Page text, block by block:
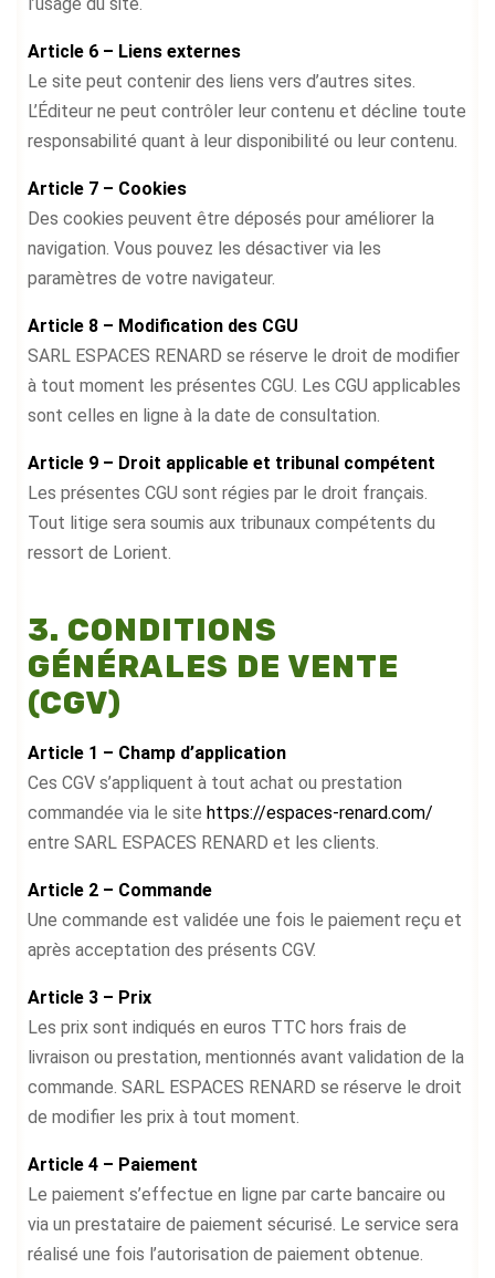
l’usage du site.
Article 6 – Liens externes
Le site peut contenir des liens vers d’autres sites.
L’Éditeur ne peut contrôler leur contenu et décline toute
responsabilité quant à leur disponibilité ou leur contenu.
Article 7 – Cookies
Des cookies peuvent être déposés pour améliorer la
navigation. Vous pouvez les désactiver via les
paramètres de votre navigateur.
Article 8 – Modification des CGU
SARL ESPACES RENARD se réserve le droit de modifier
à tout moment les présentes CGU. Les CGU applicables
sont celles en ligne à la date de consultation.
Article 9 – Droit applicable et tribunal compétent
Les présentes CGU sont régies par le droit français.
Tout litige sera soumis aux tribunaux compétents du
ressort de Lorient.
3. CONDITIONS
GÉNÉRALES DE VENTE
(CGV)
Article 1 – Champ d’application
Ces CGV s’appliquent à tout achat ou prestation
commandée via le site https://espaces-renard.com/
entre SARL ESPACES RENARD et les clients.
Article 2 – Commande
Une commande est validée une fois le paiement reçu et
après acceptation des présents CGV.
Article 3 – Prix
Les prix sont indiqués en euros TTC hors frais de
livraison ou prestation, mentionnés avant validation de la
commande. SARL ESPACES RENARD se réserve le droit
de modifier les prix à tout moment.
Article 4 – Paiement
Le paiement s’effectue en ligne par carte bancaire ou
via un prestataire de paiement sécurisé. Le service sera
réalisé une fois l’autorisation de paiement obtenue.